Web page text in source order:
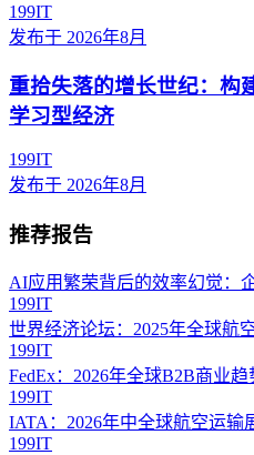
199IT
发布于 2026年8月
重拾失落的增长世纪：构
学习型经济
199IT
发布于 2026年8月
推荐报告
AI应用繁荣背后的效率幻觉：
199IT
世界经济论坛：2025年全球航
199IT
FedEx：2026年全球B2B商业趋
199IT
IATA：2026年中全球航空运输
199IT